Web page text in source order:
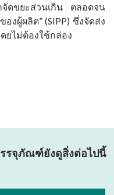
จัดขยะส่วนเกิน ตลอดจน
งผู้ผลิต” (SIPP) ซึ่งจัดส่ง
ยไม่ต้องใช้กล่อง
รจุภัณฑ์ยังดูสิ่งต่อไปนี้